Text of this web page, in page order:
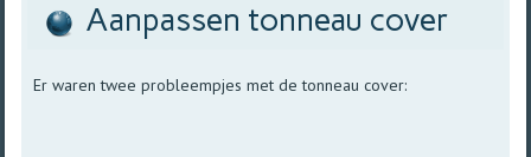
Aanpassen tonneau cover
Er waren twee probleempjes met de tonneau cover: